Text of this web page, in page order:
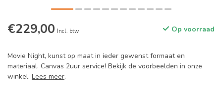
€229,00 Incl. btw Op voorraad
Movie Night, kunst op maat in ieder gewenst formaat en
materiaal. Canvas 2uur service! Bekijk de voorbeelden in onze
winkel. Lees meer.